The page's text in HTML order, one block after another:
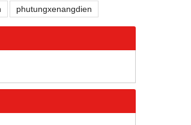
phutungxenangdien